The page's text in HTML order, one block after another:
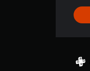
5
顆
（
分
5